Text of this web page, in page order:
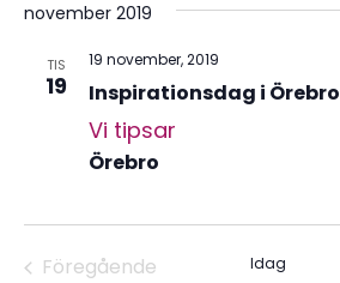
november 2019
TIS
19
19 november, 2019
Inspirationsdag i Örebro
Vi tipsar
Örebro
Föregående
Idag